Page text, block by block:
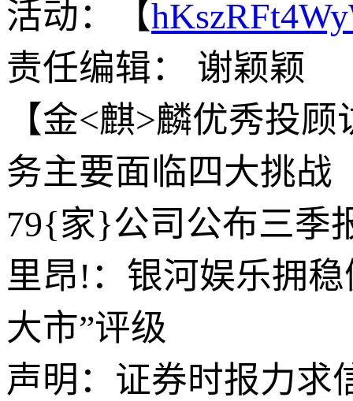
活动：【
责任编辑： 谢颖颖
【金<麒>麟优秀投
务主要面临四大挑战
79{家}公司公布三季
里昂!：银河娱乐拥
大市”评级
声明：证券时报力求